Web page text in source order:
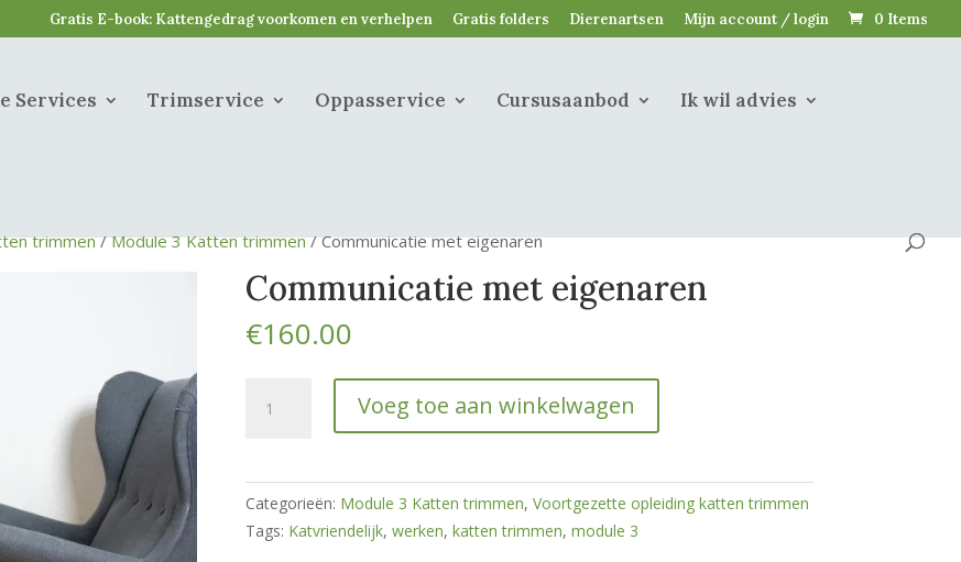
Gratis E-book: Kattengedrag voorkomen en verhelpen Gratis folders Dierenartsen Mijn account / login 0 Items
Services Trimservice Oppasservice Cursusaanbod Ik wil advies
trimmen/Module 3 Katten trimmen/ Communicatie met eigenaren
Communicatie met eigenaren
€160.00
met
Voeg toe aan winkelwagen
Categorieën: Module 3 Katten trimmen, Voortgezette opleiding katten trimmen
Tags: Katvriendelijk, werken, katten trimmen, module 3